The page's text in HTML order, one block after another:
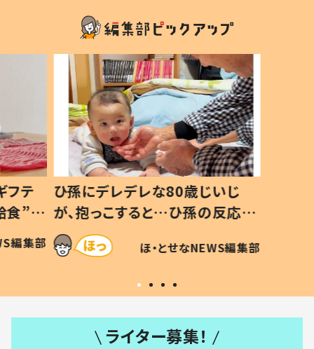
フテ
食”を
の親
編集部
ひ孫にデレデレな80歳じいじ
が、抱っこすると…ひ孫の反応に
「涙が出ました」「可愛くて仕方な
い」
ほ・とせなNEWS編集部
ライター募集！